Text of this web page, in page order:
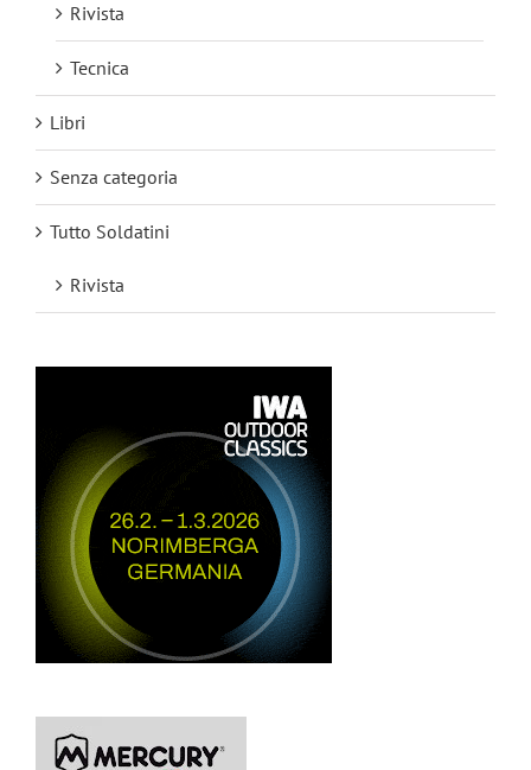
Rivista
Tecnica
Libri
Senza categoria
Tutto Soldatini
Rivista